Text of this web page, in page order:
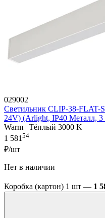
029002
Светильник CLIP-38-FLAT-
24V) (Arlight, IP40 Металл, 3
Warm | Тёплый 3000 K
1 58154
₽/шт
Нет в наличии
Коробка (картон) 1 шт — 1